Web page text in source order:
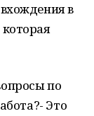
в
по
Это